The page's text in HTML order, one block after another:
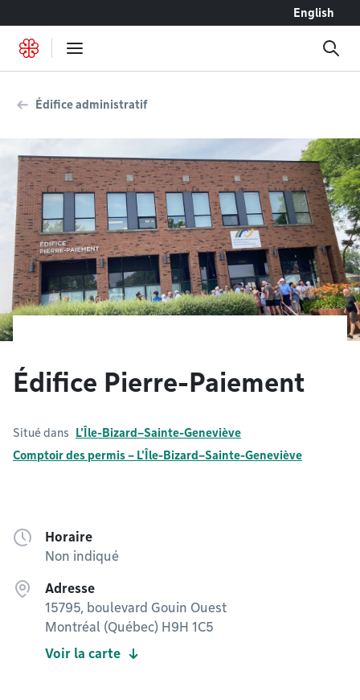
English
Édifice administratif
Édifice Pierre-Paiement
Situé dans
L'Île-Bizard–Sainte-Geneviève
Comptoir des permis – L'Île-Bizard–Sainte-Geneviève
Horaire
Non indiqué
Adresse
15795, boulevard Gouin Ouest
Montréal (Québec) H9H 1C5
Voir la carte